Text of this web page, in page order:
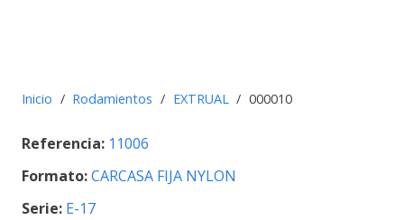
Inicio / Rodamientos / EXTRUAL / 000010
Referencia: 11006
Formato:CARCASA FIJA NYLON
Serie: E-17